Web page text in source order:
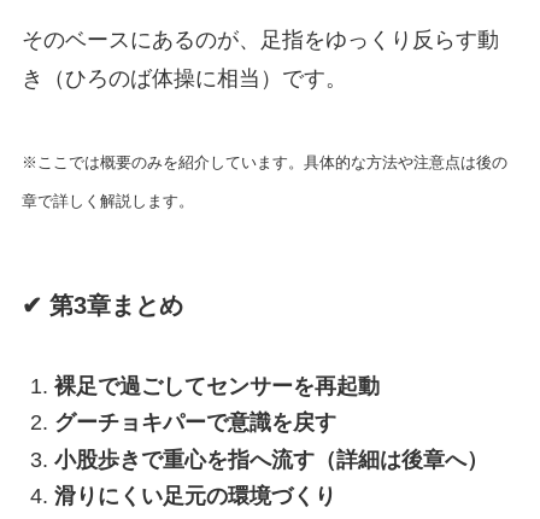
そのベースにあるのが、足指をゆっくり反らす動
き（ひろのば体操に相当）です。
※ここでは概要のみを紹介しています。具体的な方法や注意点は後の
章で詳しく解説します。
✔ 第3章まとめ
裸足で過ごしてセンサーを再起動
グーチョキパーで意識を戻す
小股歩きで重心を指へ流す（詳細は後章へ）
滑りにくい足元の環境づくり